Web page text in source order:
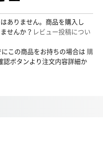
ありません。商品を購入し
せんか？ レビュー投稿につい
この商品をお持ちの場合は 購
認ボタンより注文内容詳細か